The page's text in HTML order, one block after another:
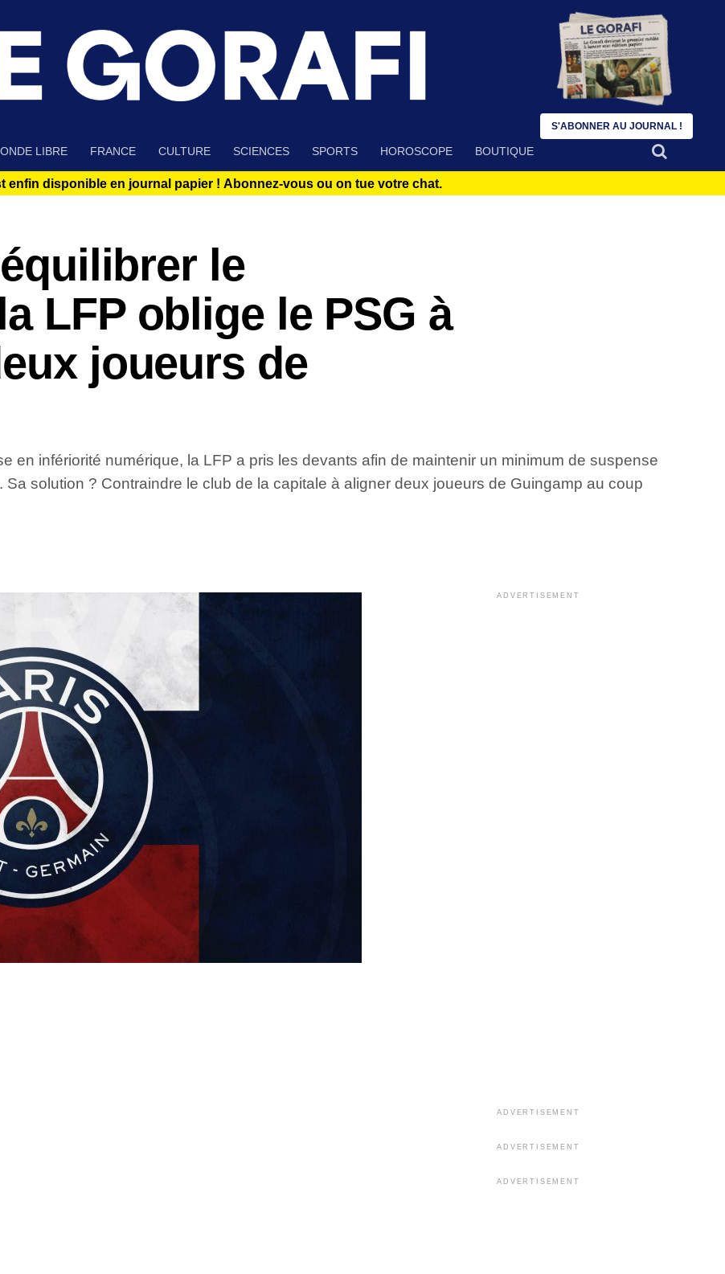
LIBRE FRANCE CULTURE SCIENCES SPORTS HOROSCOPE BOUTIQUE
enfin disponible en journal papier ! Abonnez-vous ou on tue votre chat.
le
LFP oblige le PSG à
joueurs de
en infériorité numérique, la LFP a pris les devants afin de maintenir un minimum de suspense
solution ? Contraindre le club de la capitale à aligner deux joueurs de Guingamp au coup
ADVERTISEMENT
ADVERTISEMENT
ADVERTISEMENT
ADVERTISEMENT
S'ABONNER AU JOURNAL !